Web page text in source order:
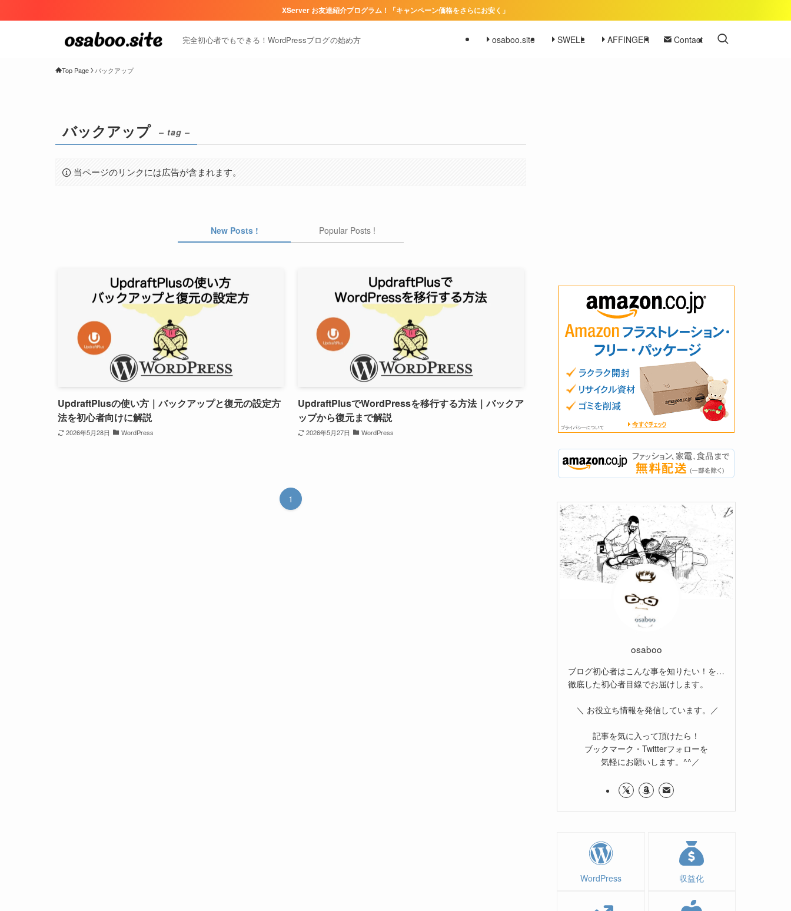
XServer お友達紹介プログラム！「キャンペーン価格をさらにお安く」
完全初心者でもできる！WordPressブログの始め方 osaboo.site SWELL AFFINGER Contact
Top Page バックアップ
バックアップ – tag –
当ページのリンクには広告が含まれます。
New Posts ! Popular Posts !
UpdraftPlusの使い方｜バックアップと復元の設定方
法を初心者向けに解説
2026年5月28日 WordPress
UpdraftPlusでWordPressを移行する方法｜バックア
ップから復元まで解説
2026年5月27日 WordPress
1
osaboo
ブログ初心者はこんな事を知りたい！を…
徹底した初心者目線でお届けします。
＼ お役立ち情報を発信しています。／
記事を気に入って頂けたら！
ブックマーク・Twitterフォローを
気軽にお願いします。^^／
WordPress 収益化